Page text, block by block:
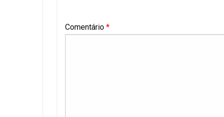
Comentário *